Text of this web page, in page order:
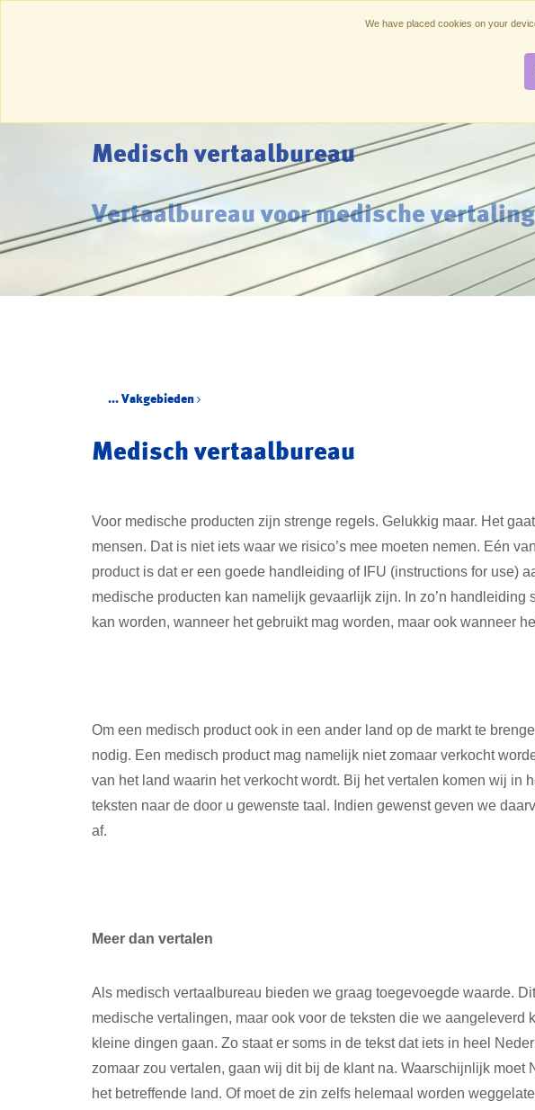
Home Diensten
Medisch vertaalbureau
Vertaalbureau voor medische
...Vakgebieden
Medisch vertaalbureau
Voor medische producten zijn strenge regels. Gelukkig maar. Het
mensen. Dat is niet iets waar we risico’s mee moeten nemen. Eén
product is dat er een goede handleiding of IFU (instructions for use)
medische producten kan namelijk gevaarlijk zijn. In zo’n handleiding
kan worden, wanneer het gebruikt mag worden, maar ook wanneer
Om een medisch product ook in een ander land op de markt te
nodig. Een medisch product mag namelijk niet zomaar verkocht
van het land waarin het verkocht wordt. Bij het vertalen komen wij in
teksten naar de door u gewenste taal. Indien gewenst geven we
af.
Meer dan vertalen
Als medisch vertaalbureau bieden we graag toegevoegde waarde.
medische vertalingen, maar ook voor de teksten die we aangeleverd
kleine dingen gaan. Zo staat er soms in de tekst dat iets in heel
zomaar zou vertalen, gaan wij dit bij de klant na. Waarschijnlijk moet
het betreffende land. Of moet de zin zelfs helemaal worden
We have placed cookies on your